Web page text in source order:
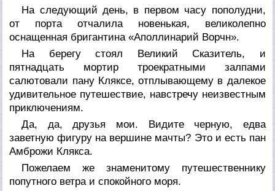
На следующий день, в первом часу пополудни,
от порта отчалила новенькая, великолепно
оснащенная бригантина «Аполлинарий Ворчн».
На берегу стоял Великий Сказитель, и
пятнадцать мортир троекратными залпами
салютовали пану Кляксе, отплывающему в далекое
удивительное путешествие, навстречу неизвестным
приключениям.
Да, да, друзья мои. Видите черную, едва
заветную фигуру на вершине мачты? Это и есть пан
Амброжи Клякса.
Пожелаем же знаменитому путешественнику
попутного ветра и спокойного моря.